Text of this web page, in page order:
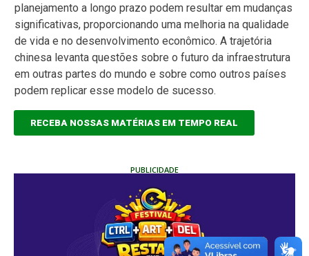
planejamento a longo prazo podem resultar em mudanças
significativas, proporcionando uma melhoria na qualidade
de vida e no desenvolvimento econômico. A trajetória
chinesa levanta questões sobre o futuro da infraestrutura
em outras partes do mundo e sobre como outros países
podem replicar esse modelo de sucesso.
RECEBA NOSSAS MATÉRIAS EM TEMPO REAL
PUBLICIDADE